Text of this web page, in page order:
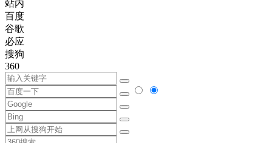
站内
百度
谷歌
必应
搜狗
360